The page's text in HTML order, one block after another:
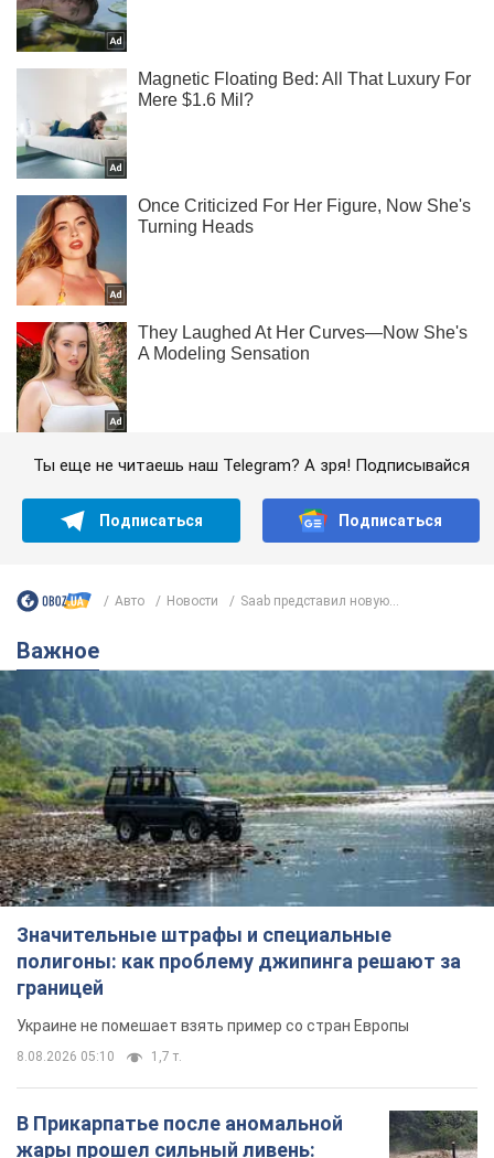
Ты еще не читаешь наш Telegram? А зря! Подписывайся
Подписаться Подписаться
Авто Новости Saab представил новую...
Важное
Значительные штрафы и специальные
полигоны: как проблему джипинга решают за
границей
Украине не помешает взять пример со стран Европы
8.08.2026 05:10 1,7 т.
В Прикарпатье после аномальной
жары прошел сильный ливень: